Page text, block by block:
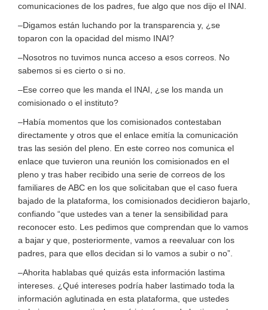
comunicaciones de los padres, fue algo que nos dijo el INAI.
–Digamos están luchando por la transparencia y, ¿se
toparon con la opacidad del mismo INAI?
–Nosotros no tuvimos nunca acceso a esos correos. No
sabemos si es cierto o si no.
–Ese correo que les manda el INAI, ¿se los manda un
comisionado o el instituto?
–Había momentos que los comisionados contestaban
directamente y otros que el enlace emitía la comunicación
tras las sesión del pleno. En este correo nos comunica el
enlace que tuvieron una reunión los comisionados en el
pleno y tras haber recibido una serie de correos de los
familiares de ABC en los que solicitaban que el caso fuera
bajado de la plataforma, los comisionados decidieron bajarlo,
confiando “que ustedes van a tener la sensibilidad para
reconocer esto. Les pedimos que comprendan que lo vamos
a bajar y que, posteriormente, vamos a reevaluar con los
padres, para que ellos decidan si lo vamos a subir o no”.
–Ahorita hablabas qué quizás esta información lastima
intereses. ¿Qué intereses podría haber lastimado toda la
información aglutinada en esta plataforma, que ustedes